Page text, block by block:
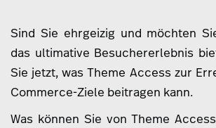
Sind Sie ehrgeizig und möchten
das ultimative Besuchererlebnis
Sie jetzt, was Theme Access zur
Commerce-Ziele beitragen kann.
Was können Sie von Theme